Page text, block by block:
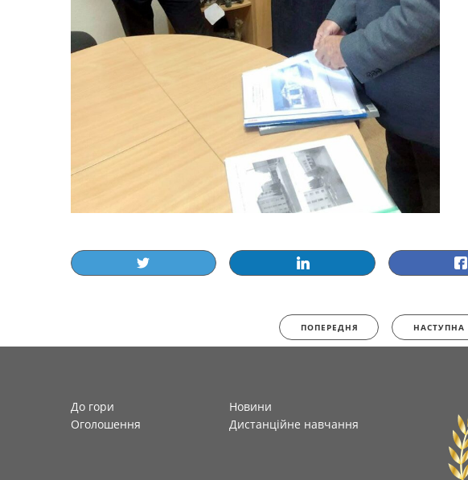
ПОПЕРЕДНЯ НАСТУПНА
До гори
Новини
Оголошення
Дистанційне навчання